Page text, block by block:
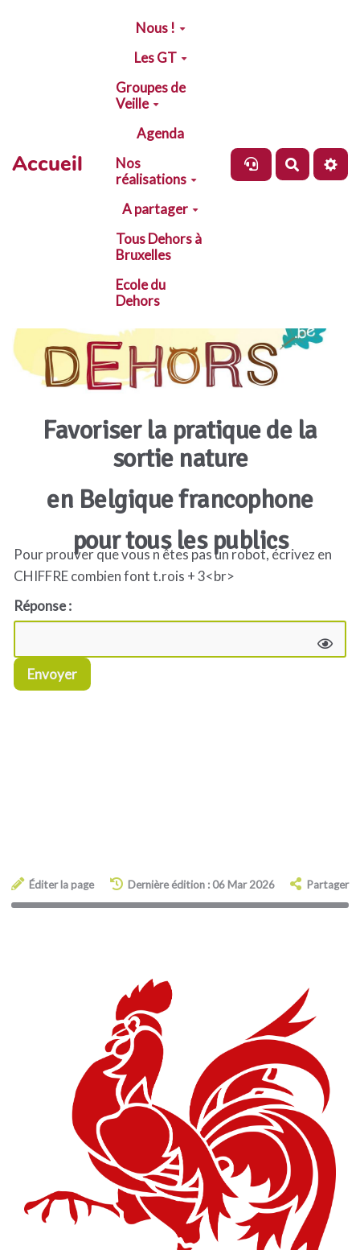
Aller au contenu principal
Accueil
Nous !
Les GT
Groupes de
Veille
Agenda
Nos
réalisations
A partager
Tous Dehors à
Bruxelles
Ecole du
Dehors
Favoriser la pratique de la
sortie nature
en Belgique francophone
pour tous les publics
Pour prouver que vous n êtes pas un robot, écrivez en
CHIFFRE combien font t.rois + 3<br>
Réponse :
Envoyer
Éditer la page Dernière édition : 06 Mar 2026 Partager